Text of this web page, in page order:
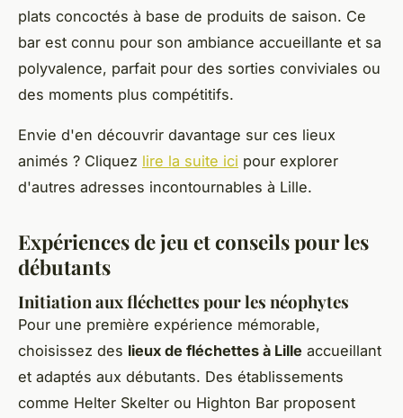
plats concoctés à base de produits de saison. Ce
bar est connu pour son ambiance accueillante et sa
polyvalence, parfait pour des sorties conviviales ou
des moments plus compétitifs.
Envie d'en découvrir davantage sur ces lieux
animés ? Cliquez lire la suite ici pour explorer
d'autres adresses incontournables à Lille.
Expériences de jeu et conseils pour les
débutants
Initiation aux fléchettes pour les néophytes
Pour une première expérience mémorable,
choisissez des lieux de fléchettes à Lille accueillant
et adaptés aux débutants. Des établissements
comme Helter Skelter ou Highton Bar proposent